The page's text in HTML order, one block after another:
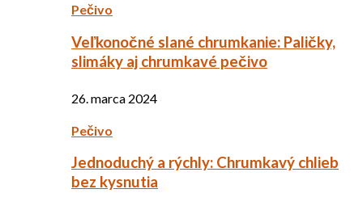
Pečivo
Veľkonočné slané chrumkanie: Paličky,
slimáky aj chrumkavé pečivo
26. marca 2024
Pečivo
Jednoduchý a rýchly: Chrumkavý chlieb
bez kysnutia